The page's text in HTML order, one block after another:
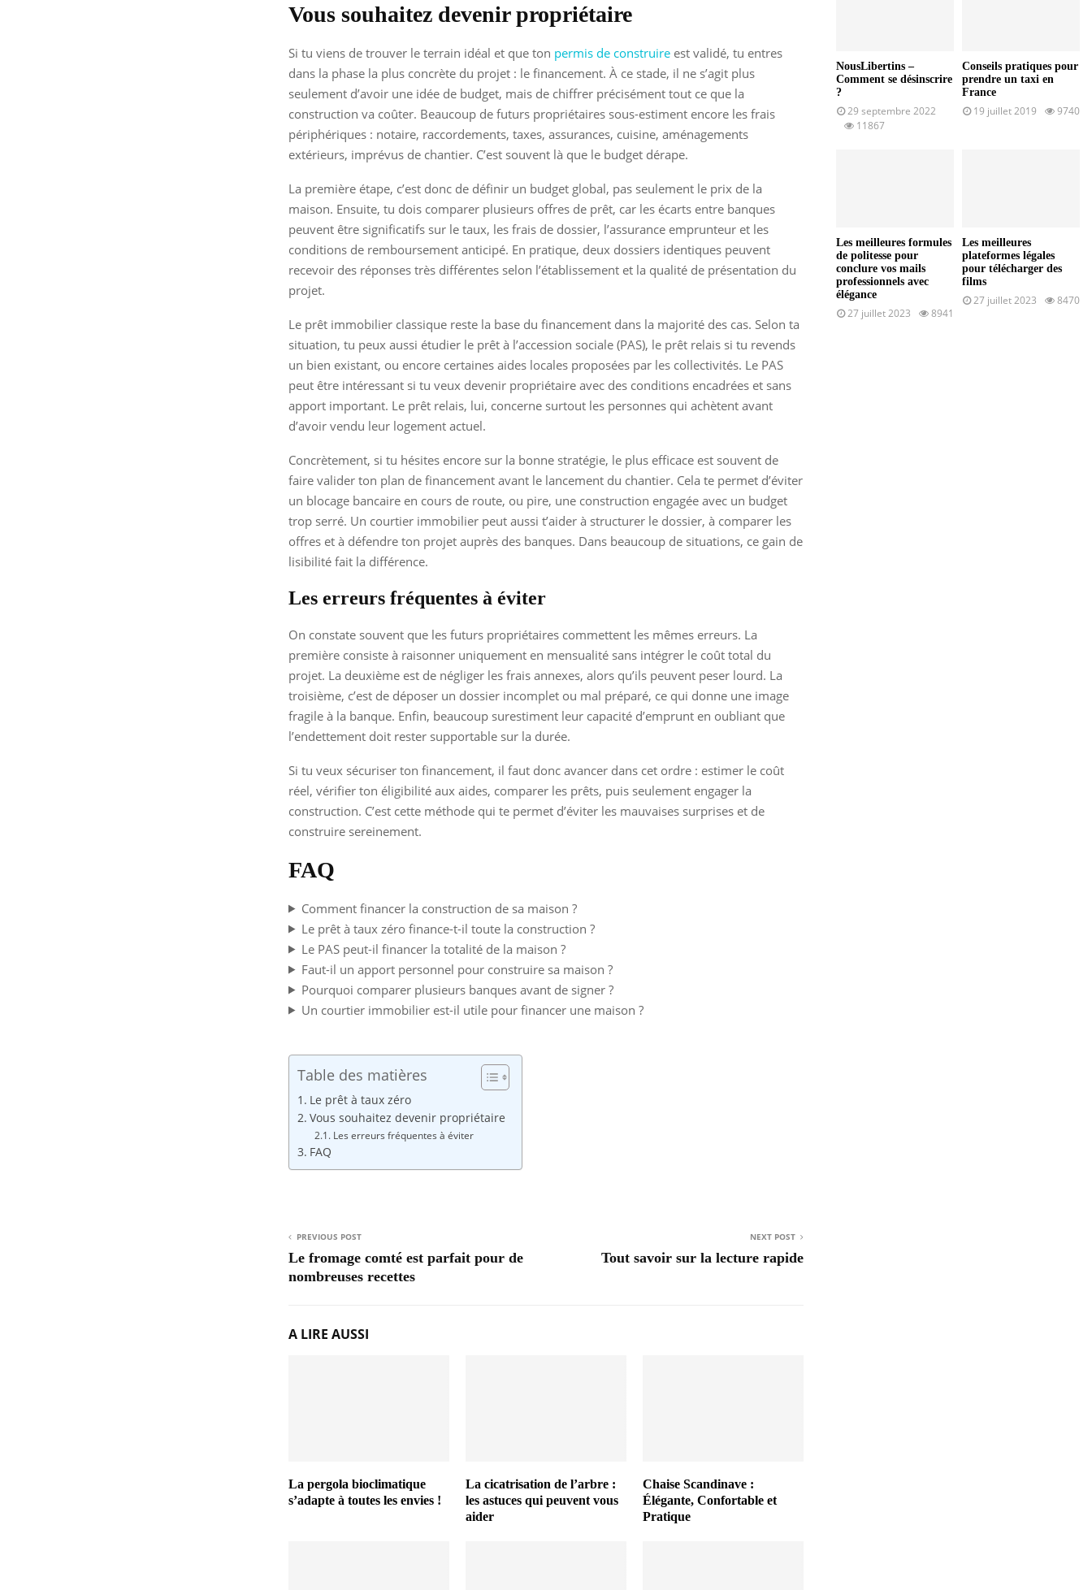
Vous souhaitez devenir propriétaire
Si tu viens de trouver le terrain idéal et que ton permis de construire est validé, tu entres
dans la phase la plus concrète du projet : le financement. À ce stade, il ne s’agit plus
seulement d’avoir une idée de budget, mais de chiffrer précisément tout ce que la
construction va coûter. Beaucoup de futurs propriétaires sous-estiment encore les frais
périphériques : notaire, raccordements, taxes, assurances, cuisine, aménagements
extérieurs, imprévus de chantier. C’est souvent là que le budget dérape.
La première étape, c’est donc de définir un budget global, pas seulement le prix de la
maison. Ensuite, tu dois comparer plusieurs offres de prêt, car les écarts entre banques
peuvent être significatifs sur le taux, les frais de dossier, l’assurance emprunteur et les
conditions de remboursement anticipé. En pratique, deux dossiers identiques peuvent
recevoir des réponses très différentes selon l’établissement et la qualité de présentation du
projet.
Le prêt immobilier classique reste la base du financement dans la majorité des cas. Selon ta
situation, tu peux aussi étudier le prêt à l’accession sociale (PAS), le prêt relais si tu revends
un bien existant, ou encore certaines aides locales proposées par les collectivités. Le PAS
peut être intéressant si tu veux devenir propriétaire avec des conditions encadrées et sans
apport important. Le prêt relais, lui, concerne surtout les personnes qui achètent avant
d’avoir vendu leur logement actuel.
Concrètement, si tu hésites encore sur la bonne stratégie, le plus efficace est souvent de
faire valider ton plan de financement avant le lancement du chantier. Cela te permet d’éviter
un blocage bancaire en cours de route, ou pire, une construction engagée avec un budget
trop serré. Un courtier immobilier peut aussi t’aider à structurer le dossier, à comparer les
offres et à défendre ton projet auprès des banques. Dans beaucoup de situations, ce gain de
lisibilité fait la différence.
Les erreurs fréquentes à éviter
On constate souvent que les futurs propriétaires commettent les mêmes erreurs. La
première consiste à raisonner uniquement en mensualité sans intégrer le coût total du
projet. La deuxième est de négliger les frais annexes, alors qu’ils peuvent peser lourd. La
troisième, c’est de déposer un dossier incomplet ou mal préparé, ce qui donne une image
fragile à la banque. Enfin, beaucoup surestiment leur capacité d’emprunt en oubliant que
l’endettement doit rester supportable sur la durée.
Si tu veux sécuriser ton financement, il faut donc avancer dans cet ordre : estimer le coût
réel, vérifier ton éligibilité aux aides, comparer les prêts, puis seulement engager la
construction. C’est cette méthode qui te permet d’éviter les mauvaises surprises et de
construire sereinement.
FAQ
Comment financer la construction de sa maison ?
Le prêt à taux zéro finance-t-il toute la construction ?
Le PAS peut-il financer la totalité de la maison ?
Faut-il un apport personnel pour construire sa maison ?
Pourquoi comparer plusieurs banques avant de signer ?
Un courtier immobilier est-il utile pour financer une maison ?
Table des matières
Le prêt à taux zéro
Vous souhaitez devenir propriétaire
Les erreurs fréquentes à éviter
FAQ
PREVIOUS POST
Le fromage comté est parfait pour de
nombreuses recettes
NEXT POST
Tout savoir sur la lecture rapide
A LIRE AUSSI
La pergola bioclimatique
s’adapte à toutes les envies !
La cicatrisation de l’arbre :
les astuces qui peuvent vous
aider
Chaise Scandinave :
Élégante, Confortable et
Pratique
NousLibertins –
Comment se désinscrire
?
29 septembre 2022
11867
Conseils pratiques pour
prendre un taxi en
France
19 juillet 2019 9740
Les meilleures formules
de politesse pour
conclure vos mails
professionnels avec
élégance
27 juillet 2023 8941
Les meilleures
plateformes légales
pour télécharger des
films
27 juillet 2023 8470